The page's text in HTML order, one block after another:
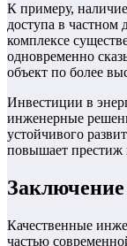
К примеру,
доступа в
комплексе
одновременно
объект по более
Инвестиции в
инженерные
устойчивого
повышает престиж
Заключение
Качественные
частью